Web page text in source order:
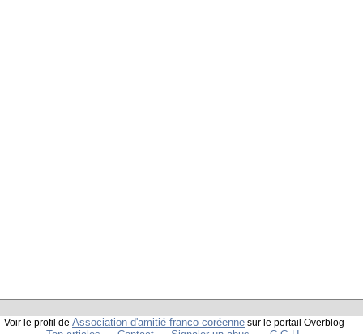
Voir le profil de Association d'amitié franco-coréenne sur le portail Overblog